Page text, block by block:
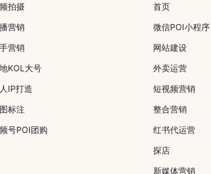
拍摄
营销
营销
KOL大号
IP打造
标注
号POI团购
首页
微信POI小程序
网站建设
外卖运营
短视频营销
整合营销
红书代运营
探店
新媒体营销